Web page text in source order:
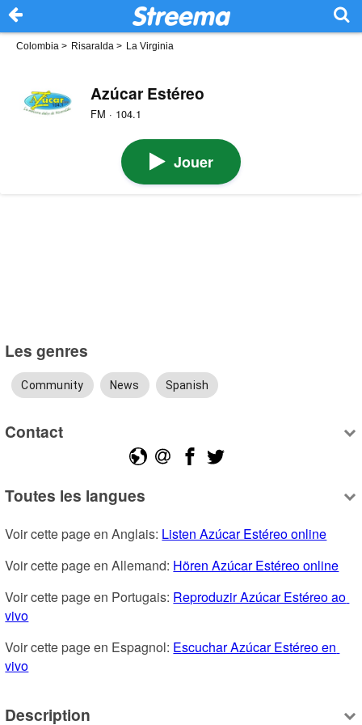
Colombia > Risaralda > La Virginia
Azúcar Estéreo
FM · 104.1
Jouer
Les genres
Community News Spanish
Contact
Toutes les langues
Voir cette page en Anglais: Listen Azúcar Estéreo online
Voir cette page en Allemand: Hören Azúcar Estéreo online
Voir cette page en Portugais: Reproduzir Azúcar Estéreo ao
vivo
Voir cette page en Espagnol: Escuchar Azúcar Estéreo en
vivo
Description